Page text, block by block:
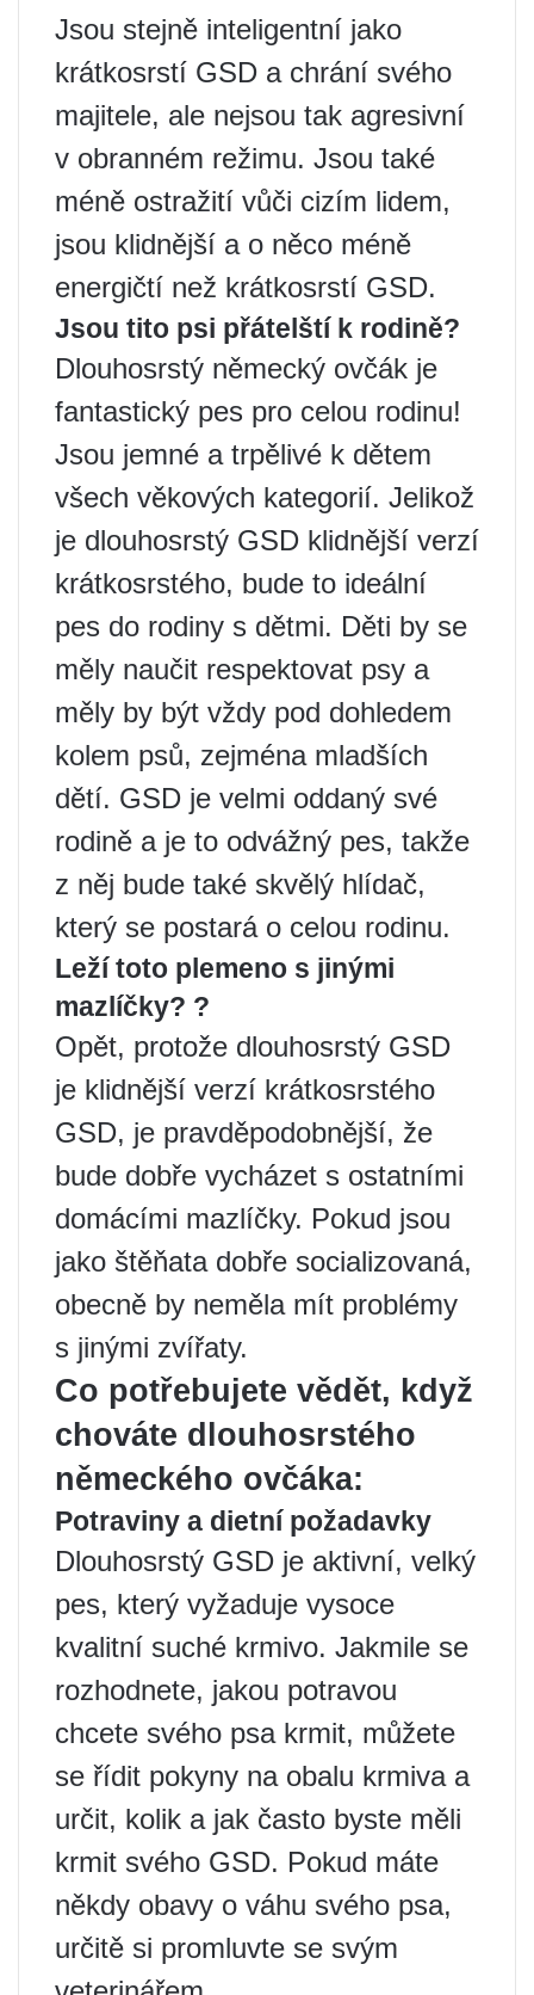
Jsou stejně inteligentní jako
krátkosrstí GSD a chrání svého
majitele, ale nejsou tak agresivní
v obranném režimu. Jsou také
méně ostražití vůči cizím lidem,
jsou klidnější a o něco méně
energičtí než krátkosrstí GSD.
Jsou tito psi přátelští k rodině?
Dlouhosrstý německý ovčák je
fantastický pes pro celou rodinu!
Jsou jemné a trpělivé k dětem
všech věkových kategorií. Jelikož
je dlouhosrstý GSD klidnější verzí
krátkosrstého, bude to ideální
pes do rodiny s dětmi. Děti by se
měly naučit respektovat psy a
měly by být vždy pod dohledem
kolem psů, zejména mladších
dětí. GSD je velmi oddaný své
rodině a je to odvážný pes, takže
z něj bude také skvělý hlídač,
který se postará o celou rodinu.
Leží toto plemeno s jinými
mazlíčky? ?
Opět, protože dlouhosrstý GSD
je klidnější verzí krátkosrstého
GSD, je pravděpodobnější, že
bude dobře vycházet s ostatními
domácími mazlíčky. Pokud jsou
jako štěňata dobře socializovaná,
obecně by neměla mít problémy
s jinými zvířaty.
Co potřebujete vědět, když
chováte dlouhosrstého
německého ovčáka:
Potraviny a dietní požadavky
Dlouhosrstý GSD je aktivní, velký
pes, který vyžaduje vysoce
kvalitní suché krmivo. Jakmile se
rozhodnete, jakou potravou
chcete svého psa krmit, můžete
se řídit pokyny na obalu krmiva a
určit, kolik a jak často byste měli
krmit svého GSD. Pokud máte
někdy obavy o váhu svého psa,
určitě si promluvte se svým